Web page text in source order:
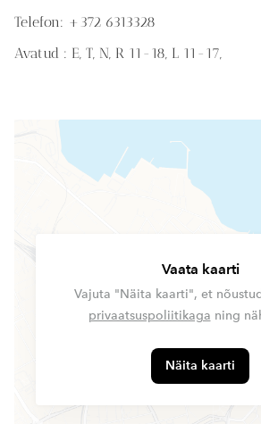
Telefon: +372 6313328
Avatud : E, T, N, R 11-18, L 11-17,
Vaata kaarti
Vajuta "Näita kaarti", et
privaatsuspoliitikaga ning
Näita kaarti